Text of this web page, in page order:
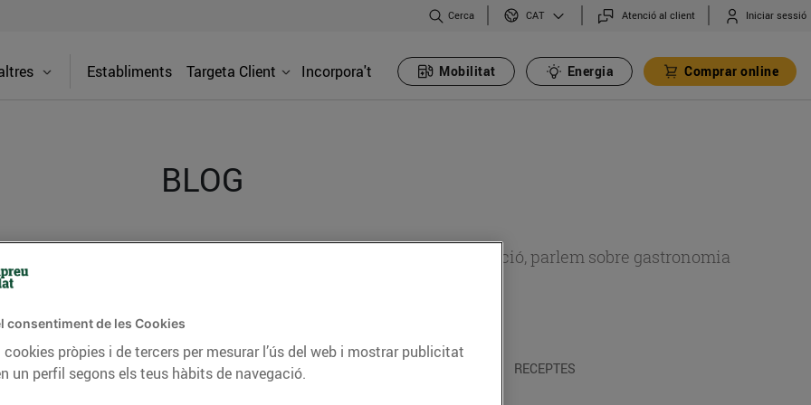
Cerca CAT Atenció al client Iniciar sessió
Establiments Targeta Client Incorpora't Mobilitat Energia Comprar online
BLOG
consells nutricionals, informació d’actualitat sobre alimentació, parlem sobre gastronomia
CONSELLS I HÀBITS SALUDABLES ENERGIA RECEPTES
consentiment de les Cookies
pròpies i de tercers per mesurar l’ús del web i mostrar publicitat
un perfil segons els teus hàbits de navegació.